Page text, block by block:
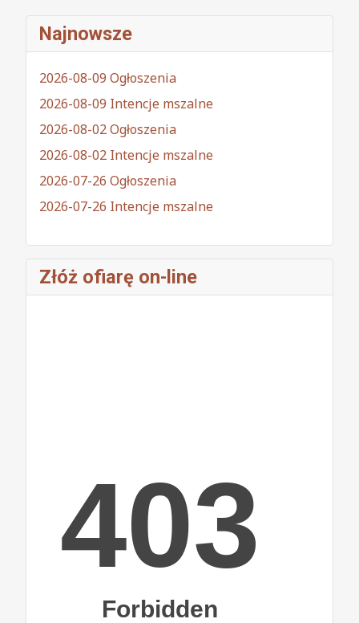
Najnowsze
2026-08-09 Ogłoszenia
2026-08-09 Intencje mszalne
2026-08-02 Ogłoszenia
2026-08-02 Intencje mszalne
2026-07-26 Ogłoszenia
2026-07-26 Intencje mszalne
Złóż ofiarę on-line